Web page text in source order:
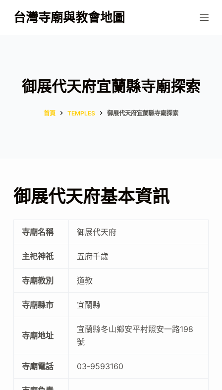
跳
至
台灣寺廟與教會地圖
御展代天府宜蘭縣寺廟探索
首頁 TEMPLES 御展代天府宜蘭縣寺廟探索
御展代天府基本資訊
寺廟名稱 御展代天府
主祀神祇 五府千歲
寺廟教別 道教
寺廟縣市 宜蘭縣
寺廟地址
宜蘭縣冬山鄉安平村照安一路198
號
寺廟電話 03-9593160